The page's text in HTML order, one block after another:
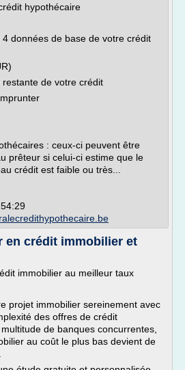
hypothécaire
données de base de votre crédit
de votre crédit
: ceux-ci peuvent être
prêteur si celui-ci estime que le
crédit est faible ou très...
en crédit immobilier et
immobilier au meilleur taux
projet immobilier sereinement avec
des offres de crédit
de banques concurrentes,
au coût le plus bas devient de